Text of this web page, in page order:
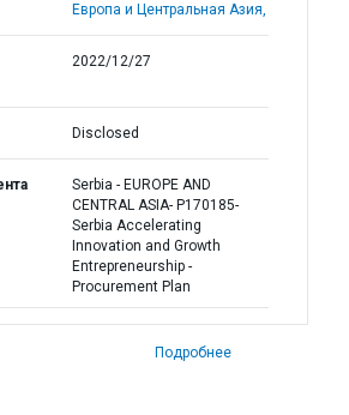
Европа и Центральная Азия,
2022/12/27
Disclosed
Serbia - EUROPE AND
CENTRAL ASIA- P170185-
Serbia Accelerating
Innovation and Growth
Entrepreneurship -
Procurement Plan
Подробнее